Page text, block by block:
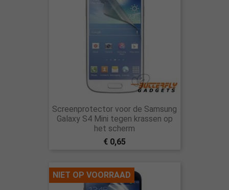
Screenprotector voor de Samsung
Galaxy S4 Mini tegen krassen op
het scherm
€ 0,65
NIET OP VOORRAAD